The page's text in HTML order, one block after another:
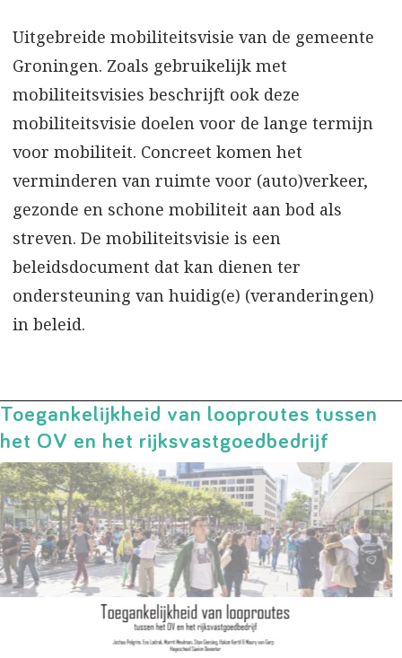
Uitgebreide mobiliteitsvisie van de gemeente
Groningen. Zoals gebruikelijk met
mobiliteitsvisies beschrijft ook deze
mobiliteitsvisie doelen voor de lange termijn
voor mobiliteit. Concreet komen het
verminderen van ruimte voor (auto)verkeer,
gezonde en schone mobiliteit aan bod als
streven. De mobiliteitsvisie is een
beleidsdocument dat kan dienen ter
ondersteuning van huidig(e) (veranderingen)
in beleid.
Toegankelijkheid van looproutes tussen
het OV en het rijksvastgoedbedrijf